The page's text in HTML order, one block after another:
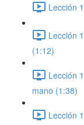
Lección
Lección
(1:12)
Lección
mano (1:38)
Lección